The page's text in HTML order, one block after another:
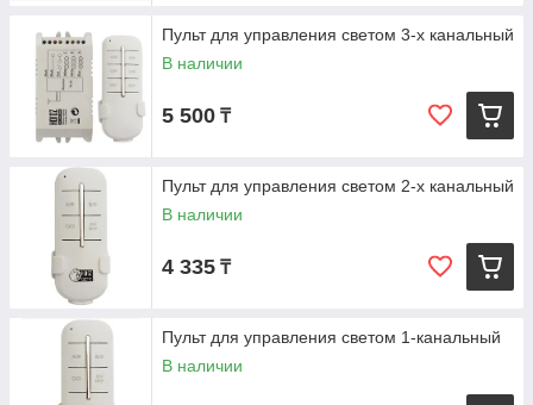
Пульт для управления светом 3-х канальный
В наличии
5 500 ₸
Пульт для управления светом 2-х канальный
В наличии
4 335 ₸
Пульт для управления светом 1-канальный
В наличии